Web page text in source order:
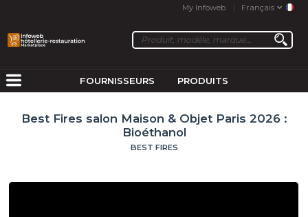
My Infoweb Français
FOURNISSEURS PRODUITS
Best Fires salon Maison & Objet Paris 2026 :
Bioéthanol
BEST FIRES